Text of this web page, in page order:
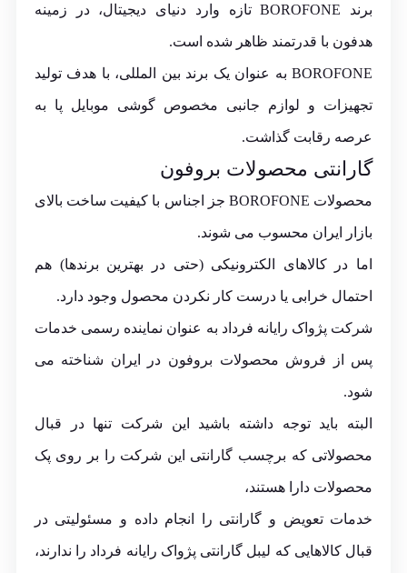
برند BOROFONE تازه وارد دنیای دیجیتال، در زمینه
هدفون با قدرتمند ظاهر شده است.
BOROFONE به عنوان یک برند بین المللی، با هدف تولید
تجهیزات و لوازم جانبی مخصوص گوشی موبایل پا به
عرصه رقابت گذاشت.
گارانتی محصولات بروفون
محصولات BOROFONE جز اجناس با کیفیت ساخت بالای
بازار ایران محسوب می شوند.
اما در کالاهای الکترونیکی (حتی در بهترین برندها) هم
احتمال خرابی یا درست کار نکردن محصول وجود دارد.
شرکت پژواک رایانه فرداد به عنوان نماینده رسمی خدمات
پس از فروش محصولات بروفون در ایران شناخته می
شود.
البته باید توجه داشته باشید این شرکت تنها در قبال
محصولاتی که برچسب گارانتی این شرکت را بر روی پک
محصولات دارا هستند،
خدمات تعویض و گارانتی را انجام داده و مسئولیتی در
قبال کالاهایی که لیبل گارانتی پژواک رایانه فرداد را ندارند،